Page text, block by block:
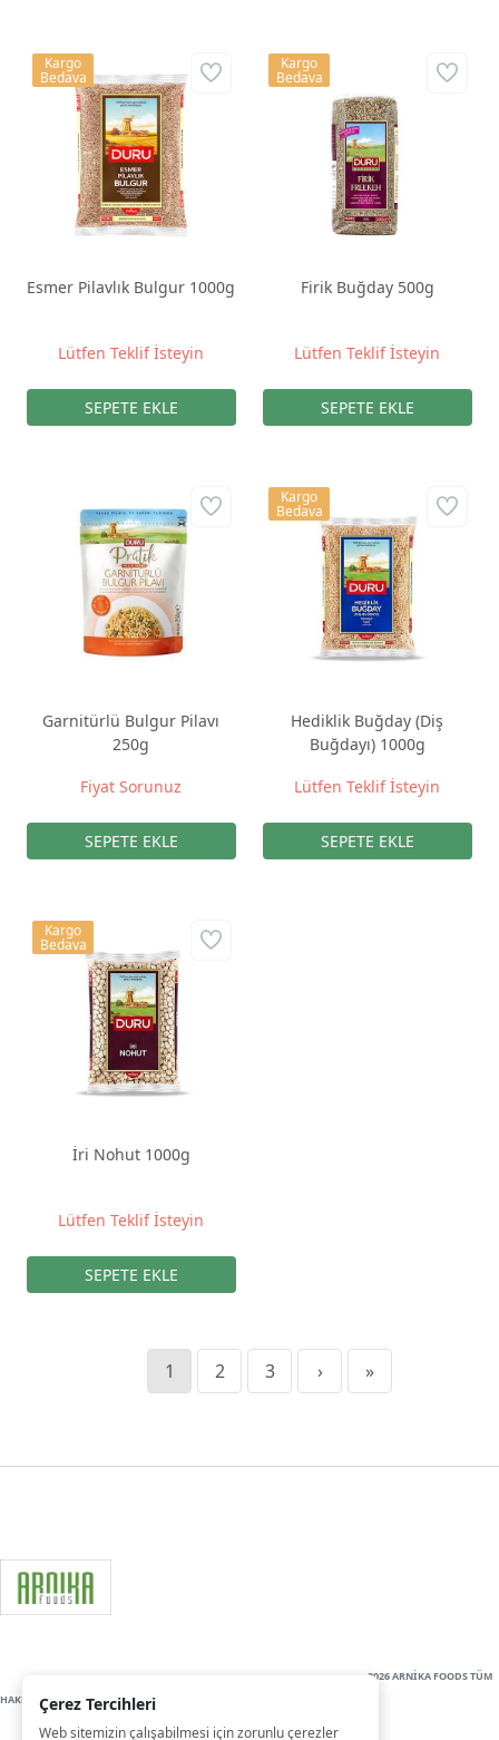
Esmer Pilavlık Bulgur 1000g
Lütfen Teklif İsteyin
Kargo
Bedava
Firik Buğday 500g
Lütfen Teklif İsteyin
Kargo
Bedava
Garnitürlü Bulgur Pilavı
250g
Fiyat Sorunuz
Hediklik Buğday (Diş
Buğdayı) 1000g
Lütfen Teklif İsteyin
Kargo
Bedava
İri Nohut 1000g
Lütfen Teklif İsteyin
Kargo
Bedava
1 2 3 › »
2026 ARNİKA FOODS TÜM
HAKLARI SAKLIDIR
Çerez Tercihleri
Web sitemizin çalışabilmesi için zorunlu çerezler